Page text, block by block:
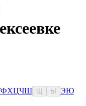
ФХЦЧШ Ы ЭЮ